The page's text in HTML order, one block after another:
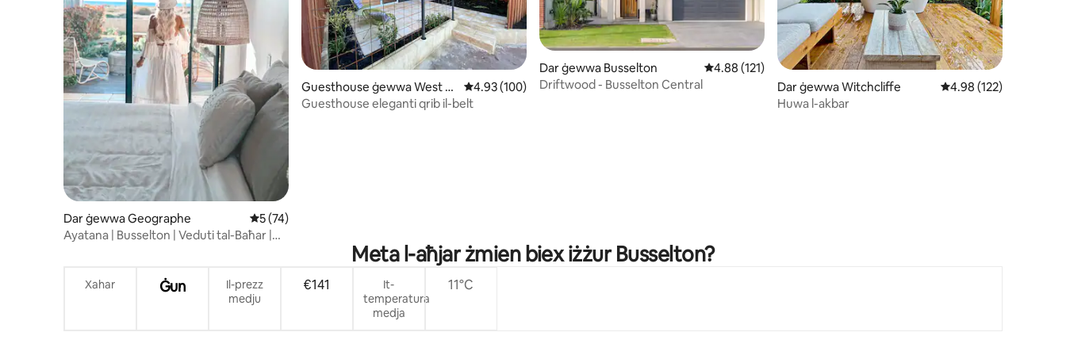
Dar ġewwa Geographe Rating medju ta' 5 minn 5, skont dan-numru ta' reviews: 74
5 (74)
Ayatana | Busselton | Veduti tal-Baħar |
Guesthouse ġewwa West B
usselton
Rating medju ta' 4.93 minn 5, skont dan-numru ta' reviews: 100
4.93 (100)
Guesthouse eleganti qrib il-belt
Dar ġewwa Busselton Rating medju ta' 4.88 minn 5, skont dan-numru ta' reviews: 121
4.88 (121)
Driftwood - Busselton Central
Dar ġewwa Witchcliffe Rating medju ta' 4.98
4.98 (122)
Huwa l-akbar
Meta l-aħjar żmien biex iżżur Busselton?
Xahar Ġun
Il-prezz
medju
€141
It-
temperatura
medja
11°C